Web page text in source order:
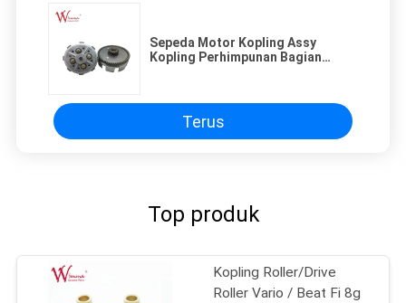
Sepeda Motor Kopling Assy
Kopling Perhimpunan Bagian
Terus
Top produk
Kopling Roller/Drive
Roller Vario / Beat Fi 8g